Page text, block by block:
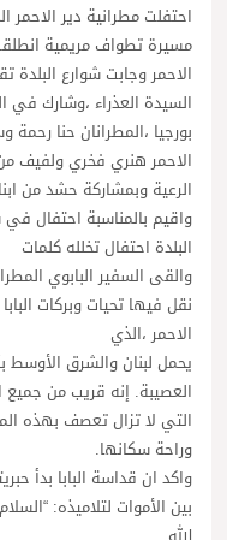
احتفلت مطرانية دير الاحمر
مسيرة تطواف مريمية
الاحمر وجابت شوارع
السيدة العذراء ،وشارك في
بورجيا ،المطرانان حنا
الاحمر هنري فخري ولفيف
الرعية وبمشاركة حشد من
واقيم بالمناسبة احتفال
البلدة احتفال تخلله كلمات
والقى السفير البابوي
نقل فيها تحيات وبركات
الاحمر ،الذي
يحمل لبنان والشرق
العصيبة. إنه قريب من جميع
التي لا تزال تعصف بهذه
وراحة سكانها.
واكد ان قداسة البابا بدأ
بين الأموات لتلاميذه: